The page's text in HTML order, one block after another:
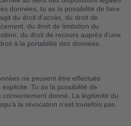
données, tu as la possibilité de faire
du droit d’accès, du droit de
du droit de limitation du
du droit de recours auprès d’une
à la portabilité des données.
ne peuvent être effectués
Tu as la possibilité de
donné. La légitimité du
la révocation n’est toutefois pas